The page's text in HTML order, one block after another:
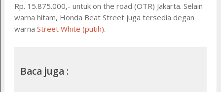
Rp. 15.875.000,- untuk on the road (OTR) Jakarta. Selain
warna hitam, Honda Beat Street juga tersedia degan
warna Street White (putih).
Baca juga :